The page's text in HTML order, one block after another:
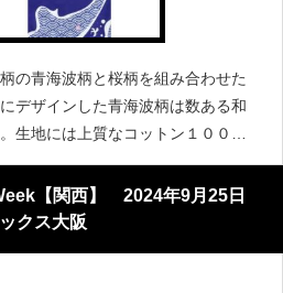
の青海波柄と桜柄を組み合わせた
デザインした青海波柄は数ある和
生地には上質なコットン１００％
地に馴染むナチュラルな仕上がり
（青海波＋桜柄）青・黒、コット
【関西】 2024年9月25日
クス大阪